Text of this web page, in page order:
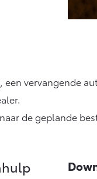
vervangende
de geplande